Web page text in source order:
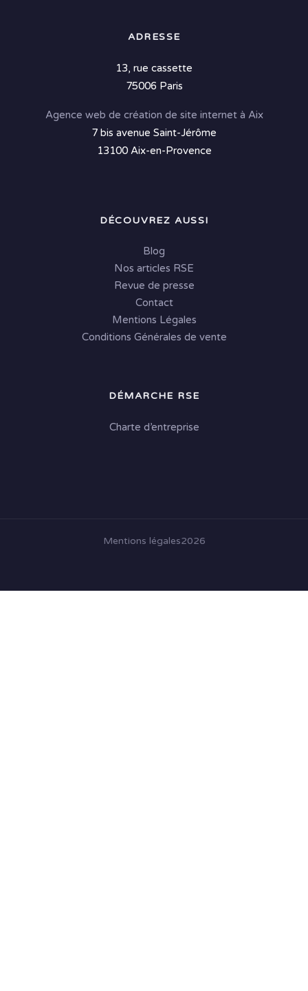
ADRESSE
13, rue cassette
75006 Paris
Agence web de création de site internet à Aix
7 bis avenue Saint-Jérôme
13100 Aix-en-Provence
DÉCOUVREZ AUSSI
Blog
Nos articles RSE
Revue de presse
Contact
Mentions Légales
Conditions Générales de vente
DÉMARCHE RSE
Charte d’entreprise
Mentions légales2026